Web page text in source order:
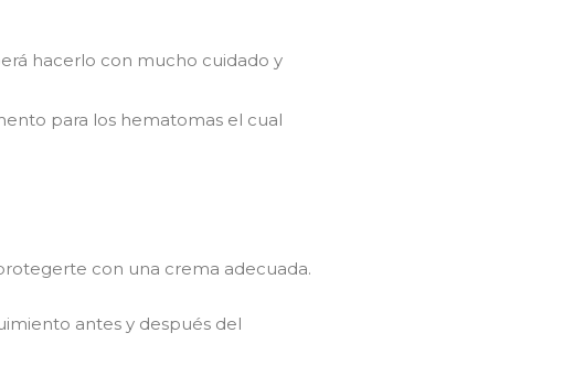
hacerlo con mucho cuidado y
para los hematomas el cual
con una crema adecuada.
antes y después del